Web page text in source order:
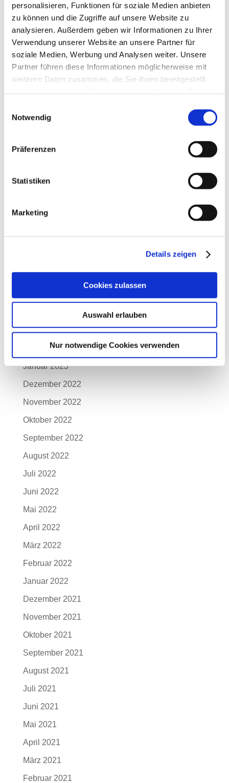
personalisieren, Funktionen für soziale Medien anbieten
zu können und die Zugriffe auf unsere Website zu
analysieren. Außerdem geben wir Informationen zu Ihrer
Verwendung unserer Website an unsere Partner für
soziale Medien, Werbung und Analysen weiter. Unsere
Partner führen diese Informationen möglicherweise mit
weiteren Daten zusammen, die Sie ihnen bereitgestellt
Notwendig
Präferenzen
Statistiken
Marketing
Details zeigen
Cookies zulassen
Auswahl erlauben
Nur notwendige Cookies verwenden
September 2024
August 2024
Juli 2024
Mai 2024
März 2024
Januar 2024
März 2023
Februar 2023
Januar 2023
Dezember 2022
November 2022
Oktober 2022
September 2022
August 2022
Juli 2022
Juni 2022
Mai 2022
April 2022
März 2022
Februar 2022
Januar 2022
Dezember 2021
November 2021
Oktober 2021
September 2021
August 2021
Juli 2021
Juni 2021
Mai 2021
April 2021
März 2021
Februar 2021